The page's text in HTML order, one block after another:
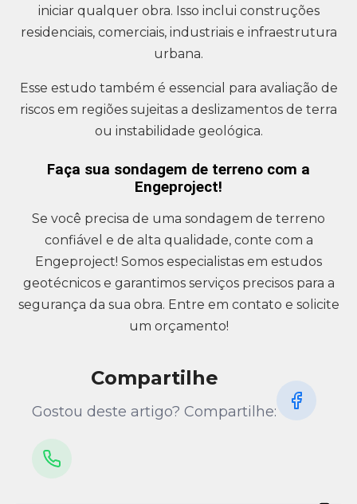
iniciar qualquer obra. Isso inclui construções
residenciais, comerciais, industriais e infraestrutura
urbana.
Esse estudo também é essencial para avaliação de
riscos em regiões sujeitas a deslizamentos de terra
ou instabilidade geológica.
Faça sua sondagem de terreno com a
Engeproject!
Se você precisa de uma sondagem de terreno
confiável e de alta qualidade, conte com a
Engeproject! Somos especialistas em estudos
geotécnicos e garantimos serviços precisos para a
segurança da sua obra. Entre em contato e solicite
um orçamento!
Compartilhe
Gostou deste artigo? Compartilhe: